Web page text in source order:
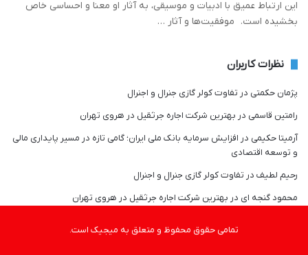
این ارتباط عمیق با ادبیات و موسیقی، به آثار او معنا و احساسی خاص
بخشیده است. موفقیت‌ها و آثار …
نظرات کاربران
پژمان حکمتی در تفاوت کولر گازی جنرال و اجنرال
رامتین قاسمی در بهترین شرکت اجاره جرثقیل در هروی تهران
آرمیتا حکیمی در افزایش سرمایه بانک ملی ایران؛ گامی تازه در مسیر پایداری مالی
و توسعه اقتصادی
رحیم لطیف در تفاوت کولر گازی جنرال و اجنرال
محمود گنجه ای در بهترین شرکت اجاره جرثقیل در هروی تهران
تمامی حقوق محفوظ و متعلق به میجیک است.